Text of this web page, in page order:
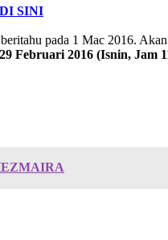
DI SINI
pada 1 Mac 2016. Akan
Februari 2016 (Isnin, Jam